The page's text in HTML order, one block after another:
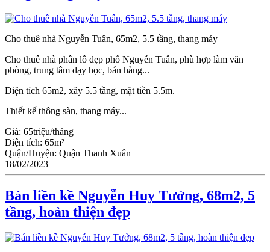
Cho thuê nhà Nguyễn Tuân, 65m2, 5.5 tầng, thang máy
Cho thuê nhà phân lô đẹp phố Nguyễn Tuân, phù hợp làm văn
phòng, trung tâm dạy học, bán hàng...
Diện tích 65m2, xây 5.5 tầng, mặt tiền 5.5m.
Thiết kế thông sàn, thang máy...
Giá: 65triệu/tháng
Diện tích: 65m²
Quận/Huyện: Quận Thanh Xuân
18/02/2023
Bán liền kề Nguyễn Huy Tưởng, 68m2, 5
tầng, hoàn thiện đẹp